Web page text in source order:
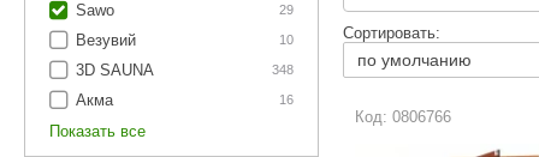
Аксессуары
Spitzner
Mondex ASTON
Black Banya
IDABIO
29
Sawo
10
Везувий
348
3D SAUNA
16
Акма
Показать все
Сортировать:
Код: 0806766